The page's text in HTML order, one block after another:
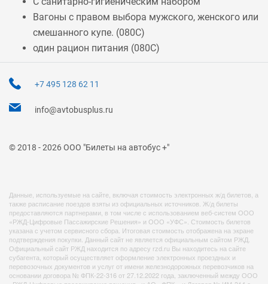
Вагоны с правом выбора мужского, женского или
смешанного купе. (080С)
один рацион питания (080С)
+7 495 128 62 11
info@avtobusplus.ru
© 2018 - 2026 ООО "Билеты на автобус +"
Данные, используемые на сайте, включая стоимость электронных ж/д билетов, а
также расписание поездов взяты из официальных источников. Ж/д билеты
предоставляются партнерами, в том числе с использованием веб-систем ООО
«РЖД-Цифровые Пассажирские Решения» и ООО «УФС». Стоимость билетов
указана с учетом сервисного сбора. Итоговая стоимость отображена на экране
подтверждения покупки. Данный сайт не является официальным сайтом РЖД.
Официальный сайт РЖД находится по адресу rzd.ru Вы находитесь на сайте
субагента, который осуществляет оформление электронных проездных и
перевозочных документов и услуг от имени железнодорожных перевозчиков на
основании договора № ФПК-22-316 от 27.12.2022 года, заключенный между ООО